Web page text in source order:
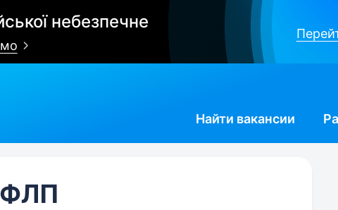
небезпечне
Найти вакансии
ФЛП